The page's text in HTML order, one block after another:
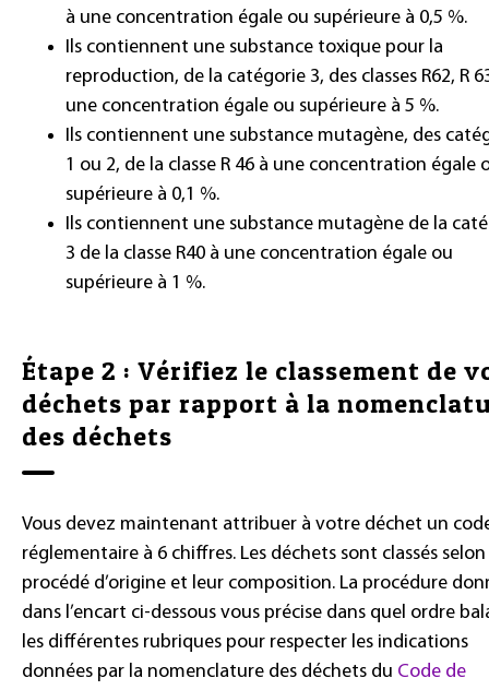
à une concentration égale ou supérieure à 0,5 %.
Ils contiennent une substance toxique pour la
reproduction, de la catégorie 3, des classes R62, R
une concentration égale ou supérieure à 5 %.
Ils contiennent une substance mutagène, des
1 ou 2, de la classe R 46 à une concentration égale
supérieure à 0,1 %.
Ils contiennent une substance mutagène de la
3 de la classe R40 à une concentration égale ou
supérieure à 1 %.
Étape 2 : Vérifiez le classement de
déchets par rapport à la
des déchets
Vous devez maintenant attribuer à votre déchet un
réglementaire à 6 chiffres. Les déchets sont classés
procédé d’origine et leur composition. La procédure
dans l’encart ci-dessous vous précise dans quel ordre
les différentes rubriques pour respecter les indications
données par la nomenclature des déchets du Code de